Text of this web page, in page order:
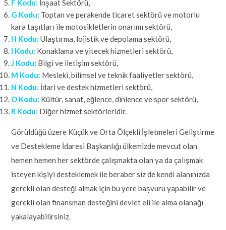
F Kodu: İnşaat Sektörü,
G Kodu: Toptan ve perakende ticaret sektörü ve motorlu
kara taşıtları ile motosikletlerin onarımı sektörü,
H Kodu: Ulaştırma, lojistik ve depolama sektörü,
I Kodu: Konaklama ve yitecek hizmetleri sektörü,
J Kodu: Bilgi ve iletişim sektörü,
M Kodu: Mesleki, bilimsel ve teknik faaliyetler sektörü,
N Kodu: İdari ve destek hizmetleri sektörü,
O Kodu: Kültür, sanat, eğlence, dinlence ve spor sektörü,
R Kodu: Diğer hizmet sektörleridir.
Görüldüğü üzere Küçük ve Orta Ölçekli İşletmeleri Geliştirme
ve Destekleme İdaresi Başkanlığı ülkemizde mevcut olan
hemen hemen her sektörde çalışmakta olan ya da çalışmak
isteyen kişiyi desteklemek ile beraber siz de kendi alanınızda
gerekli olan desteği almak için bu yere başvuru yapabilir ve
gerekli olan finansman desteğini devlet eli ile alma olanağı
yakalayabilirsiniz.